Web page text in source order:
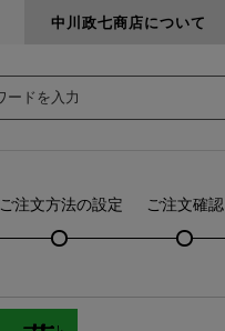
中川政七商店について
ご注文方法の設定 ご注文確認